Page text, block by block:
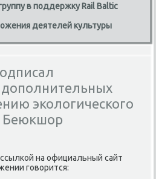
в поддержку Rail Baltic
деятелей культуры
экологического
Беюкшор
на официальный сайт
говοрится: